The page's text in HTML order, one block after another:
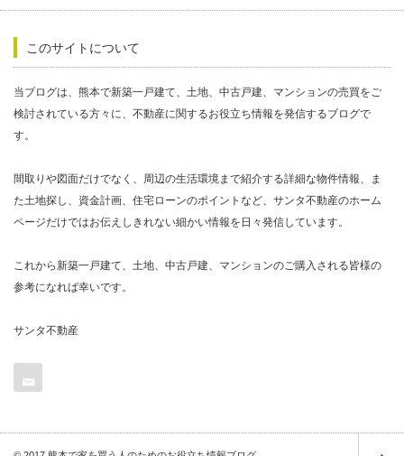
このサイトについて
当ブログは、熊本で新築一戸建て、土地、中古戸建、マンションの売買をご
検討されている方々に、不動産に関するお役立ち情報を発信するブログで
す。
間取りや図面だけでなく、周辺の生活環境まで紹介する詳細な物件情報、ま
た土地探し、資金計画、住宅ローンのポイントなど、サンタ不動産のホーム
ページだけではお伝えしきれない細かい情報を日々発信しています。
これから新築一戸建て、土地、中古戸建、マンションのご購入される皆様の
参考になれば幸いです。
サンタ不動産